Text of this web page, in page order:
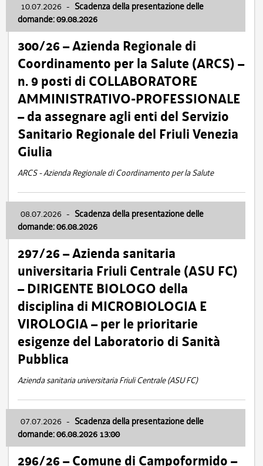
10.07.2026 - Scadenza della presentazione delle
domande: 09.08.2026
300/26 – Azienda Regionale di
Coordinamento per la Salute (ARCS) –
n. 9 posti di COLLABORATORE
AMMINISTRATIVO-PROFESSIONALE
– da assegnare agli enti del Servizio
Sanitario Regionale del Friuli Venezia
Giulia
ARCS - Azienda Regionale di Coordinamento per la Salute
08.07.2026 - Scadenza della presentazione delle
domande: 06.08.2026
297/26 – Azienda sanitaria
universitaria Friuli Centrale (ASU FC)
– DIRIGENTE BIOLOGO della
disciplina di MICROBIOLOGIA E
VIROLOGIA – per le prioritarie
esigenze del Laboratorio di Sanità
Pubblica
Azienda sanitaria universitaria Friuli Centrale (ASU FC)
07.07.2026 - Scadenza della presentazione delle
domande: 06.08.2026 13:00
296/26 – Comune di Campoformido –